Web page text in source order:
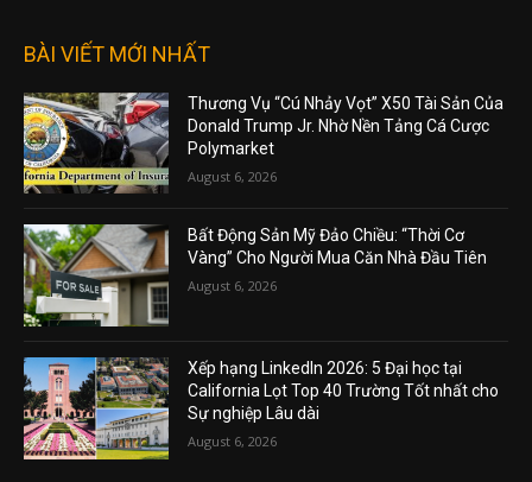
BÀI VIẾT MỚI NHẤT
Thương Vụ “Cú Nhảy Vọt” X50 Tài Sản Của
Donald Trump Jr. Nhờ Nền Tảng Cá Cược
Polymarket
August 6, 2026
Bất Động Sản Mỹ Đảo Chiều: “Thời Cơ
Vàng” Cho Người Mua Căn Nhà Đầu Tiên
August 6, 2026
Xếp hạng LinkedIn 2026: 5 Đại học tại
California Lọt Top 40 Trường Tốt nhất cho
Sự nghiệp Lâu dài
August 6, 2026